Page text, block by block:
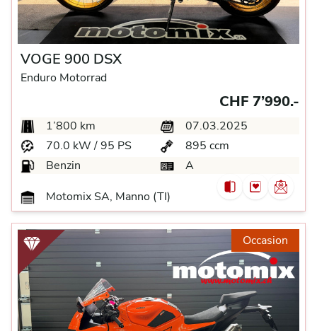
VOGE 900 DSX
Enduro Motorrad
CHF 7’990.-
1’800 km
07.03.2025
70.0 kW / 95 PS
895 ccm
Benzin
A
Motomix SA, Manno (TI)
Occasion